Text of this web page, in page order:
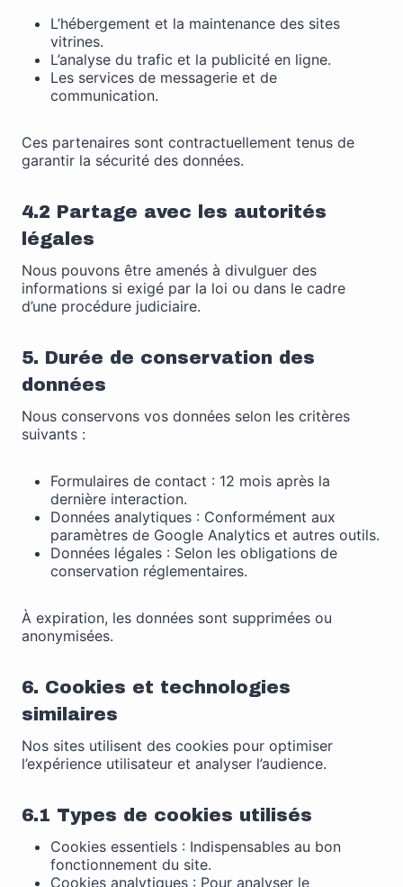
L’hébergement et la maintenance des sites
vitrines.
L’analyse du trafic et la publicité en ligne.
Les services de messagerie et de
communication.
Ces partenaires sont contractuellement tenus de
garantir la sécurité des données.
4.2 Partage avec les autorités
légales
Nous pouvons être amenés à divulguer des
informations si exigé par la loi ou dans le cadre
d’une procédure judiciaire.
5. Durée de conservation des
données
Nous conservons vos données selon les critères
suivants :
Formulaires de contact : 12 mois après la
dernière interaction.
Données analytiques : Conformément aux
paramètres de Google Analytics et autres outils.
Données légales : Selon les obligations de
conservation réglementaires.
À expiration, les données sont supprimées ou
anonymisées.
6. Cookies et technologies
similaires
Nos sites utilisent des cookies pour optimiser
l’expérience utilisateur et analyser l’audience.
6.1 Types de cookies utilisés
Cookies essentiels : Indispensables au bon
fonctionnement du site.
Cookies analytiques : Pour analyser le